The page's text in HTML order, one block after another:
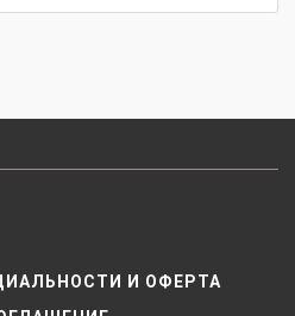
И ОФЕРТА